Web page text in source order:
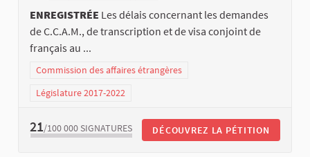
ENREGISTRÉE Les délais concernant les demandes
de C.C.A.M., de transcription et de visa conjoint de
français au ...
Commission des affaires étrangères
Législature 2017-2022
21/100 000 SIGNATURES DÉCOUVREZ LA PÉTITION